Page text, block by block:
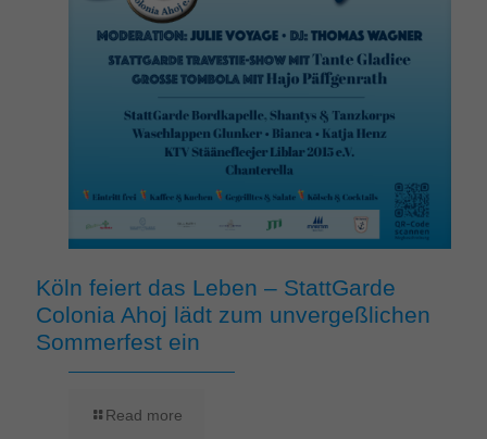
Köln feiert das Leben – StattGarde
Colonia Ahoj lädt zum unvergeßlichen
Sommerfest ein
Read more